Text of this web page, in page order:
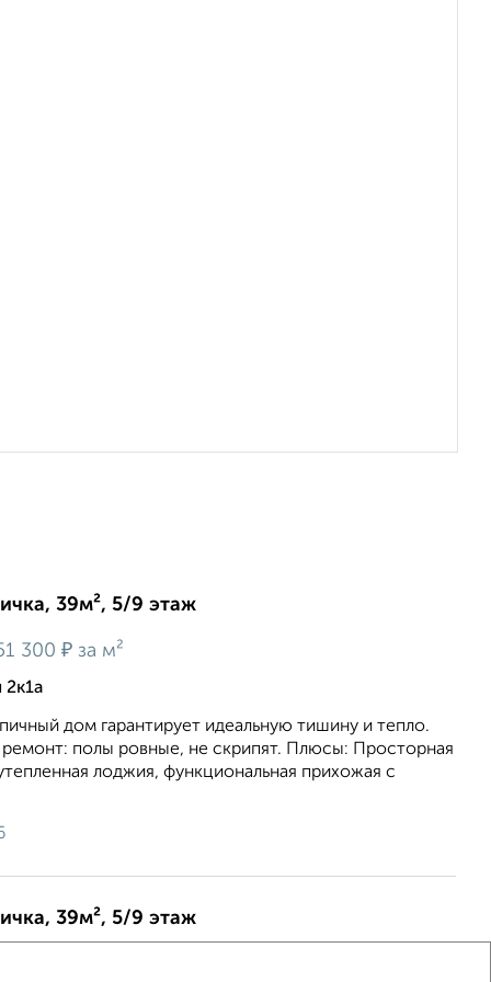
39м², 5/9 этаж
300 ₽ за м²
дом гарантирует идеальную тишину и тепло.
ремонт: полы ровные, не скрипят. Плюсы: Просторная
лоджия, функциональная прихожая с
39м², 5/9 этаж